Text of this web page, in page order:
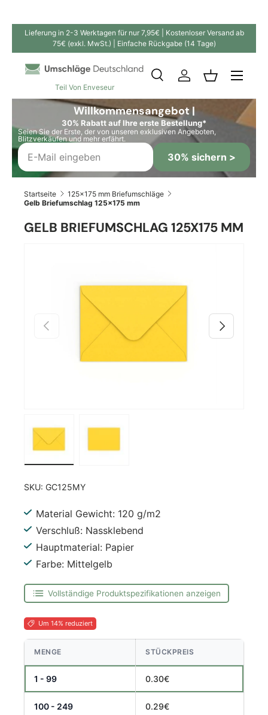
Direkt zum Inhalt
Lieferung in 2-3 Werktagen für nur 7,95€ | Kostenloser Versand ab
75€ (exkl. MwSt.) | Einfache Rückgabe (14 Tage)
Teil Von Enveseur
SuchenSuchen
SucheEinloggen
Willkommensangebot |
30% Rabatt auf Ihre erste Bestellung*
Seien Sie der Erste, der von unseren exklusiven Angeboten,
Blitzverkäufen und mehr erfährt.
30% sichern >
Startseite
125x175 mm Briefumschläge
Gelb Briefumschlag 125x175 mm
GELB BRIEFUMSCHLAG 125X175 MM
Vorherige Nächste
SKU: GC125MY
Material Gewicht: 120 g/m2
Verschluß: Nassklebend
Hauptmaterial: Papier
Farbe: Mittelgelb
Vollständige Produktspezifikationen anzeigen
Um 14% reduziert
MENGE STÜCKPREIS
1 - 99 0.30€
100 - 249 0.29€